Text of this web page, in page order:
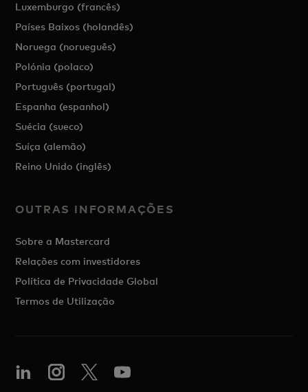
Luxemburgo (francês)
Países Baixos (holandês)
Noruega (norueguês)
Polónia (polaco)
Português (portugal)
Espanha (espanhol)
Suécia (sueco)
Suíça (alemão)
Reino Unido (inglês)
OUTRAS INFORMAÇÕES
Sobre a Mastercard
Relações com investidores
Política de Privacidade Global
Termos de Utilização